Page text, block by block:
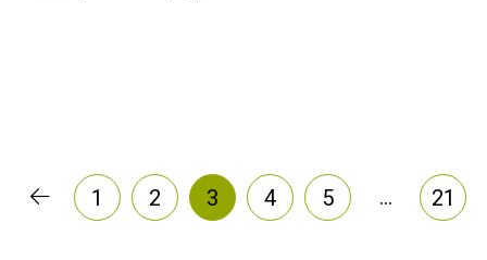
1 2 3 4 5 … 21